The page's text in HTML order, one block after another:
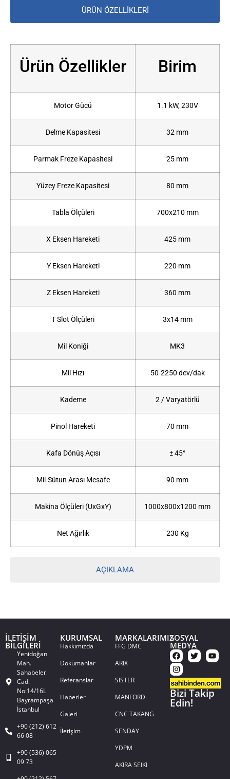
ÜRÜN ÖZELLİKLERİ
AÇIKLAMA
Ürün Özellikler Birim
Motor Gücü 1.1 kW, 230V
Delme Kapasitesi 32 mm
Parmak Freze Kapasitesi 25 mm
Yüzey Freze Kapasitesi 80 mm
Tabla Ölçüleri 700x210 mm
X Eksen Hareketi 425 mm
Y Eksen Hareketi 220 mm
Z Eksen Hareketi 360 mm
T Slot Ölçüleri 3x14 mm
Mil Koniği MK3
Mil Hızı 50-2250 dev/dak
Kademe 2 / Varyatörlü
Pinol Hareketi 70 mm
Kafa Dönüş Açısı ± 45°
Mil-Sütun Arası Mesafe 90 mm
Makina Ölçüleri (UxGxY) 1000x800x1200 mm
Net Ağırlık 230 Kg
İLETİŞİM
BİLGİLERİ
Yenidoğan
Mah.
Sahabeler
Cad.
No:14/16L
Bayrampaşa
İstanbul
+90 (212) 612
66 08
+90 (536) 065
09 73
KURUMSAL
Hakkımızda
Dökümanlar
Referanslar
Haberler
Galeri
İletişim
MARKALARIMIZ
FFG DMC
ARIX
SISTER
MANFORD
CNC TAKANG
SENDAY
YDPM
AKIRA SEIKI
SOSYAL
MEDYA
Bizi Takip
Edin!